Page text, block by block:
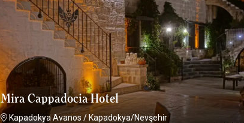
Mira Cappadocia Hotel
Kapadokya Avanos / Kapadokya/Nevşehir